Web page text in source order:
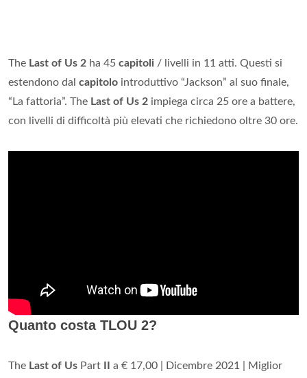
The Last of Us 2 ha 45 capitoli / livelli in 11 atti. Questi si
estendono dal capitolo introduttivo “Jackson” al suo finale,
“La fattoria”. The Last of Us 2 impiega circa 25 ore a battere,
con livelli di difficoltà più elevati che richiedono oltre 30 ore.
Quanto costa TLOU 2?
The Last of Us Part
a € 17,00 | Dicembre 2021 | Miglior